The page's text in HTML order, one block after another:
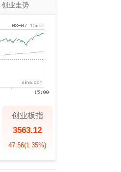
创业走势
创业板指
3563.12
47.56(1.35%)